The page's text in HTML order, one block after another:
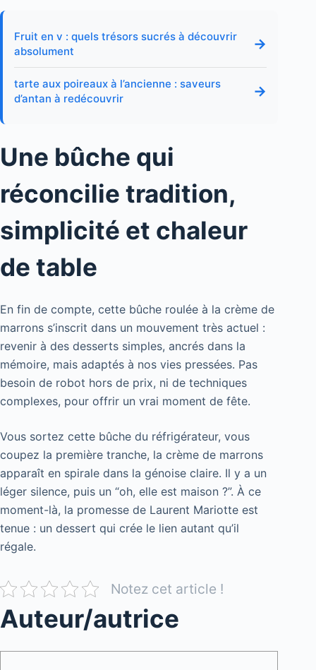
Fruit en v : quels trésors sucrés à découvrir
absolument
→
tarte aux poireaux à l’ancienne : saveurs
d’antan à redécouvrir
→
Une bûche qui
réconcilie tradition,
simplicité et chaleur
de table
En fin de compte, cette bûche roulée à la crème de
marrons s’inscrit dans un mouvement très actuel :
revenir à des desserts simples, ancrés dans la
mémoire, mais adaptés à nos vies pressées. Pas
besoin de robot hors de prix, ni de techniques
complexes, pour offrir un vrai moment de fête.
Vous sortez cette bûche du réfrigérateur, vous
coupez la première tranche, la crème de marrons
apparaît en spirale dans la génoise claire. Il y a un
léger silence, puis un “oh, elle est maison ?”. À ce
moment-là, la promesse de Laurent Mariotte est
tenue : un dessert qui crée le lien autant qu’il
régale.
Notez cet article !
Auteur/autrice